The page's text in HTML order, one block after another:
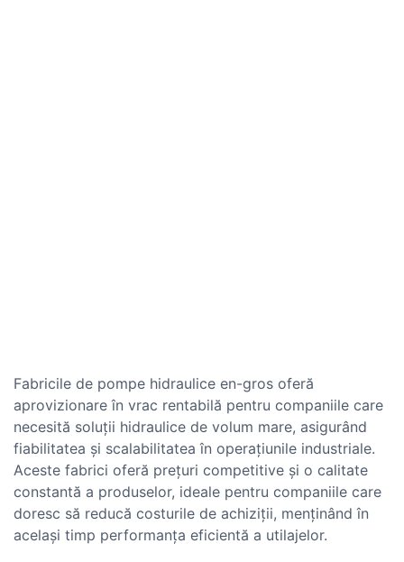
Fabricile de pompe hidraulice en-gros oferă
aprovizionare în vrac rentabilă pentru companiile care
necesită soluții hidraulice de volum mare, asigurând
fiabilitatea și scalabilitatea în operațiunile industriale.
Aceste fabrici oferă prețuri competitive și o calitate
constantă a produselor, ideale pentru companiile care
doresc să reducă costurile de achiziții, menținând în
același timp performanța eficientă a utilajelor.